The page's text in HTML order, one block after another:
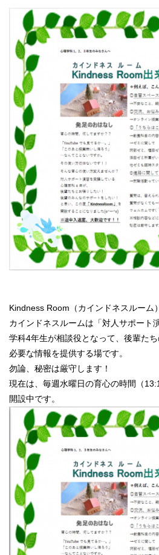
Kindness Room（カインドネスルーム
カインドネスルームは「対人サポート
学科4年生が相談役となって、後輩た
必要な情報を提供する場です。
勿論、秘密は厳守します！
現在は、毎週水曜日の育心の時間（
開設中です。